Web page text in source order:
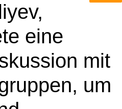
eine
mit
um